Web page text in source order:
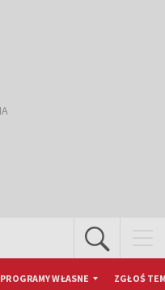
PROGRAMY WŁASNE ZGŁOŚ